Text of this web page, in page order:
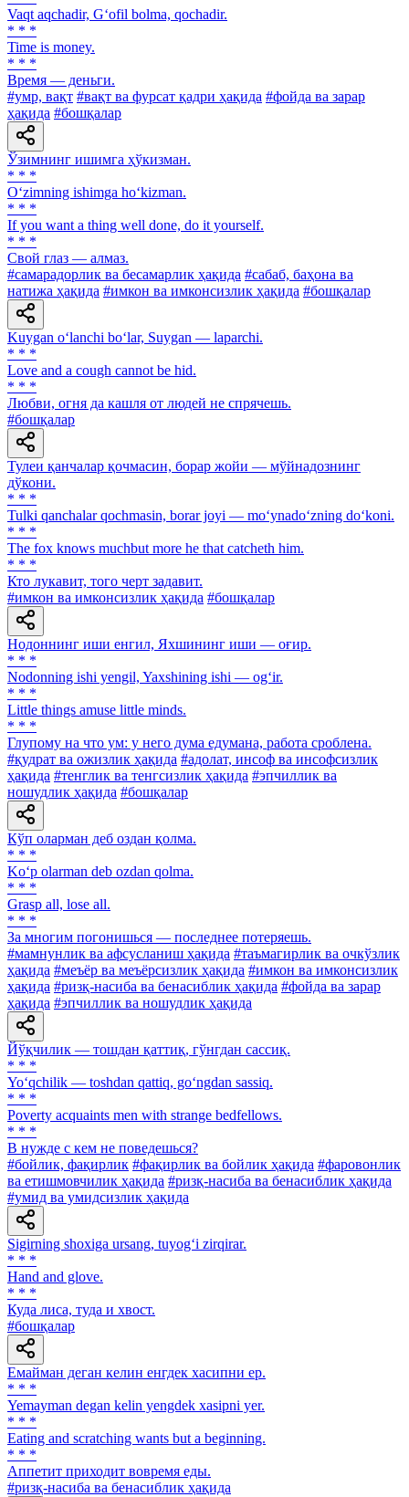
Vaqt aqchadir, G‘ofil bolma, qochadir.
* * *
Time is money.
* * *
Время — деньги.
#умр, вақт #вақт ва фурсат қадри ҳақида #фойда ва зарар
ҳақида #бошқалар
Ўзимнинг ишимга ҳўкизман.
* * *
O‘zimning ishimga ho‘kizman.
* * *
If you want a thing well done, do it yourself.
* * *
Свой глаз — алмаз.
#самарадорлик ва бесамарлик ҳақида #сабаб, баҳона ва
натижа ҳақида #имкон ва имконсизлик ҳақида #бошқалар
Kuygan o‘lanchi bo‘lar, Suygan — laparchi.
* * *
Love and a cough cannot be hid.
* * *
Любви, огня да кашля от людей не спрячешь.
#бошқалар
Тулеи қанчалар қочмасин, борар жойи — мўйнадознинг
дўкони.
* * *
Tulki qanchalar qochmasin, borar joyi — mo‘ynado‘zning do‘koni.
* * *
The fox knows muchbut more he that catcheth him.
* * *
Кто лукавит, того черт задавит.
#имкон ва имконсизлик ҳақида #бошқалар
Нодоннинг иши енгил, Яхшининг иши — оғир.
* * *
Nodonning ishi yengil, Yaxshining ishi — og‘ir.
* * *
Little things amuse little minds.
* * *
Глупому на что ум: у него дума eдумана, работа сроблена.
#қудрат ва ожизлик ҳақида #адолат, инсоф ва инсофсизлик
ҳақида #тенглик ва тенгсизлик ҳақида #эпчиллик ва
ношудлик ҳақида #бошқалар
Кўп оларман деб оздан қолма.
* * *
Ko‘p olarman deb ozdan qolma.
* * *
Grasp all, lose all.
* * *
За многим погонишься — последнее потеряешь.
#мамнунлик ва афсусланиш ҳақида #таъмагирлик ва очкўзлик
ҳақида #меъёр ва меъёрсизлик ҳақида #имкон ва имконсизлик
ҳақида #ризқ-насиба ва бенасиблик ҳақида #фойда ва зарар
ҳақида #эпчиллик ва ношудлик ҳақида
Йўқчилик — тошдан қаттиқ, гўнгдан сассиқ.
* * *
Yo‘qchilik — toshdan qattiq, go‘ngdan sassiq.
* * *
Poverty acquaints men with strange bedfellows.
* * *
В нужде с кем не поведешься?
#бойлик, фақирлик #фақирлик ва бойлик ҳақида #фаровонлик
ва етишмовчилик ҳақида #ризқ-насиба ва бенасиблик ҳақида
#умид ва умидсизлик ҳақида
Sigirning shoxiga ursang, tuyog‘i zirqirar.
* * *
Hand and glove.
* * *
Куда лиса, туда и хвост.
#бошқалар
Емайман деган келин енгдек хасипни ер.
* * *
Yemayman degan kelin yengdek xasipni yer.
* * *
Eating and scratching wants but a beginning.
* * *
Аппетит приходит вовремя еды.
#ризқ-насиба ва бенасиблик ҳақида